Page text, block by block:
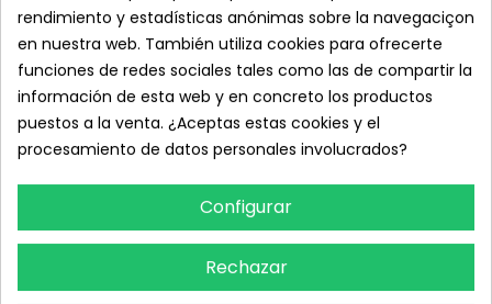
OXD Crema de Masajes Prolongados, 1.000 ml.
16,29 € IVA inc.
rendimiento y estadísticas anónimas sobre la navegaciçon
en nuestra web. También utiliza cookies para ofrecerte
funciones de redes sociales tales como las de compartir la
información de esta web y en concreto los productos
puestos a la venta. ¿Aceptas estas cookies y el
procesamiento de datos personales involucrados?
Configurar
Rechazar